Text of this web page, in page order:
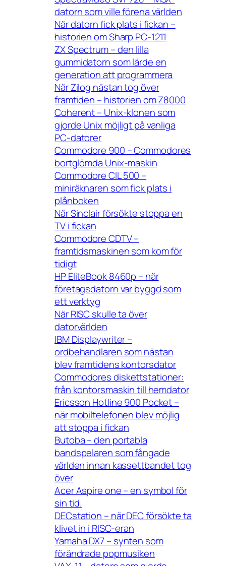
datorn som ville förena världen
När datorn fick plats i fickan –
historien om Sharp PC-1211
ZX Spectrum – den lilla
gummidatorn som lärde en
generation att programmera
När Zilog nästan tog över
framtiden – historien om Z8000
Coherent – Unix-klonen som
gjorde Unix möjligt på vanliga
PC-datorer
Commodore 900 – Commodores
bortglömda Unix-maskin
Commodore CIL 500 –
miniräknaren som fick plats i
plånboken
När Sinclair försökte stoppa en
TV i fickan
Commodore CDTV –
framtidsmaskinen som kom för
tidigt
HP EliteBook 8460p – när
företagsdatorn var byggd som
ett verktyg
När RISC skulle ta över
datorvärlden
IBM Displaywriter –
ordbehandlaren som nästan
blev framtidens kontorsdator
Commodores diskettstationer:
från kontorsmaskin till hemdator
Ericsson Hotline 900 Pocket –
när mobiltelefonen blev möjlig
att stoppa i fickan
Butoba – den portabla
bandspelaren som fångade
världen innan kassettbandet tog
över
Acer Aspire one – en symbol för
sin tid.
DECstation – när DEC försökte ta
klivet in i RISC-eran
Yamaha DX7 – synten som
förändrade popmusiken